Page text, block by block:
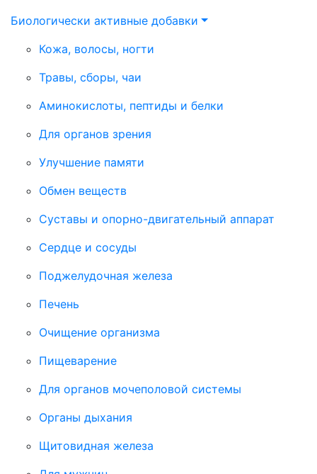
Биологически активные добавки
Кожа, волосы, ногти
Травы, сборы, чаи
Аминокислоты, пептиды и белки
Для органов зрения
Улучшение памяти
Обмен веществ
Суставы и опорно-двигательный аппарат
Сердце и сосуды
Поджелудочная железа
Печень
Очищение организма
Пищеварение
Для органов мочеполовой системы
Органы дыхания
Щитовидная железа